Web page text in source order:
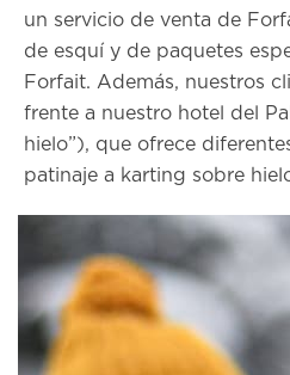
un servicio de venta de
de esquí y de paquetes
Forfait. Además, nuestros
frente a nuestro hotel del
hielo”), que ofrece
patinaje a karting sobre